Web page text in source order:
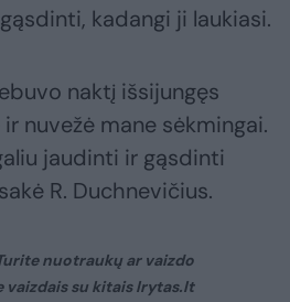
kadangi ji laukiasi.
naktį išsijungęs
nuvežė mane sėkmingai.
jaudinti ir gąsdinti
R. Duchnevičius.
nuotraukų ar vaizdo
vaizdais su kitais lrytas.lt